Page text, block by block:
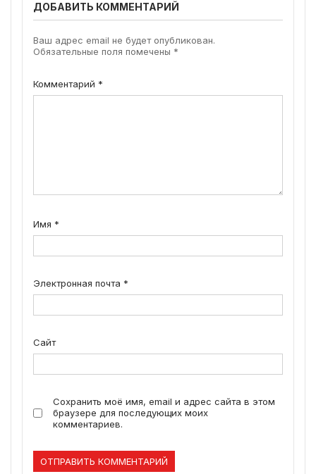
ДОБАВИТЬ КОММЕНТАРИЙ
Ваш адрес email не будет опубликован.
Обязательные поля помечены *
Комментарий *
Имя *
Электронная почта *
Сайт
Сохранить моё имя, email и адрес сайта в этом
браузере для последующих моих
комментариев.